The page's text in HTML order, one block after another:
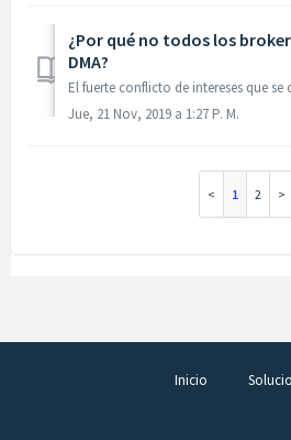
¿Por qué no todos los
DMA?
Jue, 21 Nov, 2019 a 1:27 P. M.
1 2
Inicio